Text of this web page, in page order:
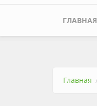
ГЛАВНАЯ
Главная